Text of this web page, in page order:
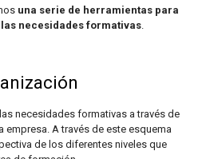
una serie de herramientas para
necesidades formativas.
necesidades formativas a través de
empresa. A través de este esquema
de los diferentes niveles que